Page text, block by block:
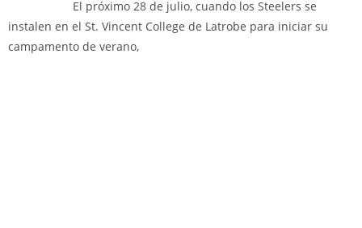
El próximo 28 de julio, cuando los Steelers se
instalen en el St. Vincent College de Latrobe para iniciar su
campamento de verano,